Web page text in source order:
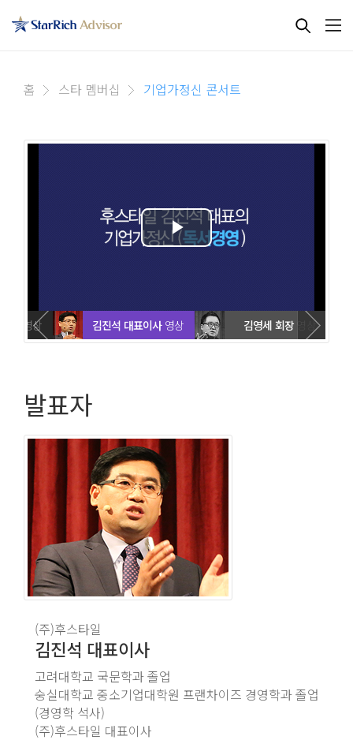
홈 스타 멤버십 기업가정신 콘서트
영상 김진석 대표이사영상 김영세 회장 영상
발표자
(주)후스타일
김진석 대표이사
고려대학교 국문학과 졸업
숭실대학교 중소기업대학원 프랜차이즈 경영학과 졸업
(경영학 석사)
(주)후스타일 대표이사